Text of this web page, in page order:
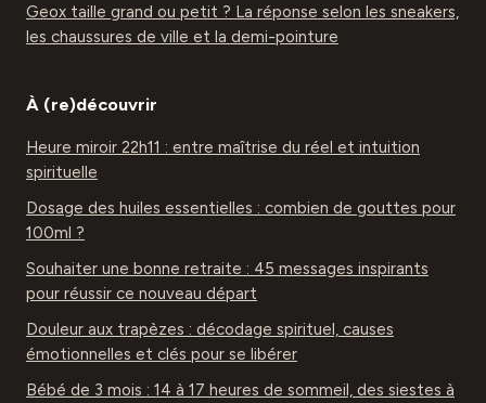
Geox taille grand ou petit ? La réponse selon les sneakers,
les chaussures de ville et la demi-pointure
À (re)découvrir
Heure miroir 22h11 : entre maîtrise du réel et intuition
spirituelle
Dosage des huiles essentielles : combien de gouttes pour
100ml ?
Souhaiter une bonne retraite : 45 messages inspirants
pour réussir ce nouveau départ
Douleur aux trapèzes : décodage spirituel, causes
émotionnelles et clés pour se libérer
Bébé de 3 mois : 14 à 17 heures de sommeil, des siestes à